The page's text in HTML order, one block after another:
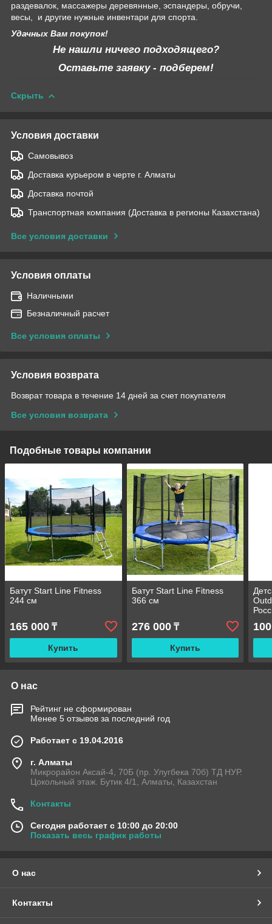
раздевалок, массажеры деревянные, эспандеры, обручи,
весы, и другие нужные инвентари для спорта.
Удачных Вам покупок!
Не нашли ничего подходящего?
Оставьте заявку - подберем!
Скрыть
Условия доставки
Самовывоз
Доставка курьером в черте г. Алматы
Доставка почтой
Транспортная компания (Доставка в регионы Казахстана)
Все условия доставки
Условия оплаты
Наличными
Безналичный расчет
Все условия оплаты
Условия возврата
Возврат товара в течение 14 дней за счет покупателя
Все условия возврата
Подобные товары компании
Батут Start Line Fitness
244 см
165 000 ₸
Купить
Батут Start Line Fitness
366 см
276 000₸
Купить
О нас
Рейтинг не сформирован
Менее 5 отзывов за последний год
Работает с 19.04.2016
г. Алматы
Микрорайон Аксай-4, 70Б (пр. Улугбека 70б) ТД НУР.
Цокольный этаж. Бутик 4/1, Алматы, Казахстан
Контакты
Сегодня работает с 10:00 до 20:00
Показать весь график работы
О нас
Контакты